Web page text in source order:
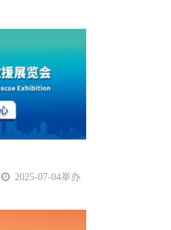
2025-07-04举办